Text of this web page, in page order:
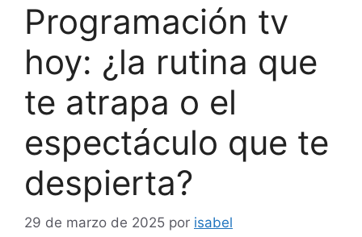
Programación tv
hoy: ¿la rutina que
te atrapa o el
espectáculo que te
despierta?
29 de marzo de 2025 por isabel